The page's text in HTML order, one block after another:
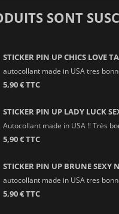
SONT
STICKER PIN UP CHICS LOVE
autocollant made in USA tres
5,90 € TTC
STICKER PIN UP LADY LUCK
Autocollant made in USA !! Très
5,90 € TTC
STICKER PIN UP BRUNE SEXY
autocollant made in USA tres
5,90 € TTC